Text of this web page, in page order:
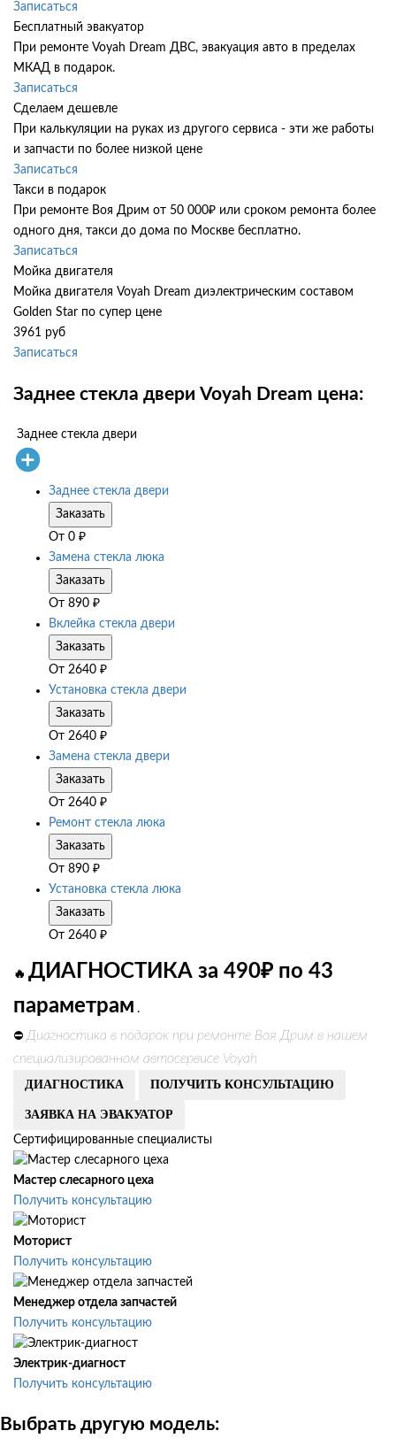
Записаться
Бесплатный эвакуатор
При ремонте Voyah Dream ДВС, эвакуация авто в пределах
МКАД в подарок.
Записаться
Сделаем дешевле
При калькуляции на руках из другого сервиса - эти же работы
и запчасти по более низкой цене
Записаться
Такси в подарок
При ремонте Воя Дрим от 50 000₽ или сроком ремонта более
одного дня, такси до дома по Москве бесплатно.
Записаться
Мойка двигателя
Мойка двигателя Voyah Dream диэлектрическим составом
Golden Star по супер цене
3961 руб
Записаться
Заднее стекла двери Voyah Dream цена:
Заднее стекла двери
Заднее стекла двери
Заказать
От 0 ₽
Замена стекла люка
Заказать
От 890 ₽
Вклейка стекла двери
Заказать
От 2640 ₽
Установка стекла двери
Заказать
От 2640 ₽
Замена стекла двери
Заказать
От 2640 ₽
Ремонт стекла люка
Заказать
От 890 ₽
Установка стекла люка
Заказать
От 2640 ₽
🔥 ДИАГНОСТИКА за 490₽ по 43
параметрам .
⛔ Диагностика в подарок при ремонте Воя Дрим в нашем
специализированном автосервисе Voyah
ДИАГНОСТИКА ПОЛУЧИТЬ КОНСУЛЬТАЦИЮ
ЗАЯВКА НА ЭВАКУАТОР
Сертифицированные специалисты
Мастер слесарного цеха
Получить консультацию
Моторист
Получить консультацию
Менеджер отдела запчастей
Получить консультацию
Электрик-диагност
Получить консультацию
Выбрать другую модель: